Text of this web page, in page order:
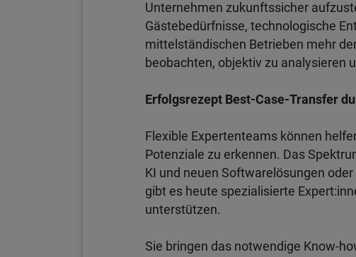
Unternehmen zukunftssicher
Gästebedürfnisse, technologische
mittelständischen Betrieben mehr
beobachten, objektiv zu analysieren
Erfolgsrezept Best-Case-Transfer
Flexible Expertenteams können
Potenziale zu erkennen. Das
KI und neuen Softwarelösungen
gibt es heute spezialisierte
unterstützen.
Sie bringen das notwendige Know-